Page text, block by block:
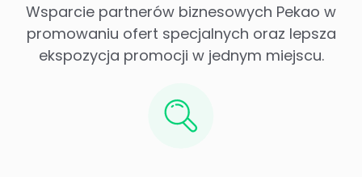
Wsparcie partnerów biznesowych Pekao w
promowaniu ofert specjalnych oraz lepsza
ekspozycja promocji w jednym miejscu.